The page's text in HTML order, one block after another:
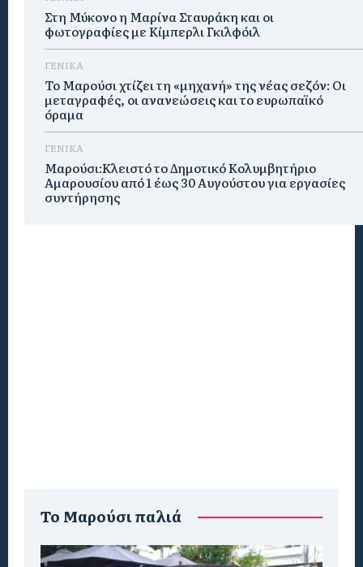
Στη Μύκονο η Μαρίνα Σταυράκη και οι
φωτογραφίες με Κίμπερλι Γκιλφόιλ
ΓΕΝΙΚΑ
Το Μαρούσι χτίζει τη «μηχανή» της νέας σεζόν: Οι
μεταγραφές, οι ανανεώσεις και το ευρωπαϊκό
όραμα
ΓΕΝΙΚΑ
Μαρούσι:Κλειστό το Δημοτικό Κολυμβητήριο
Αμαρουσίου από 1 έως 30 Αυγούστου για εργασίες
συντήρησης
To Μαρούσι παλιά